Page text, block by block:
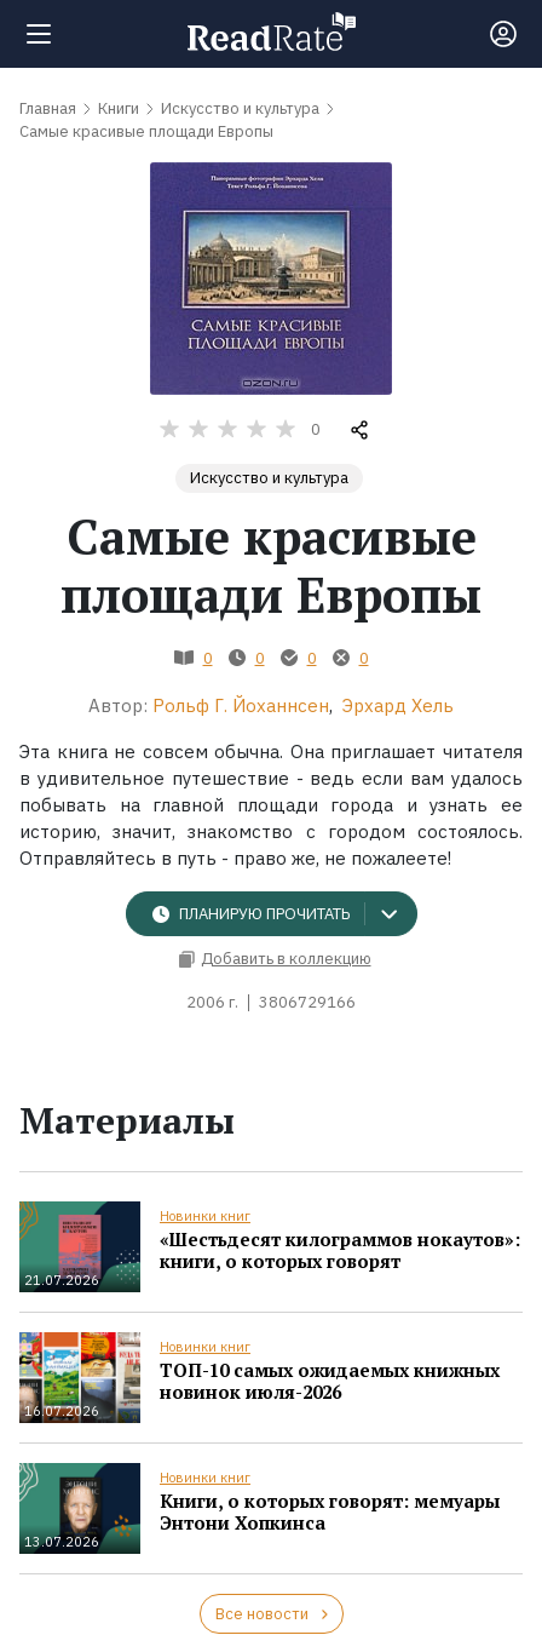
Поиск
Авторы
Жанры
Экранизации
Коллекции
Главная Книги
Искусство и культура
Самые красивые площади Европы
0
Искусство и культура
Самые красивые
площади Европы
0 0 0 0
Автор: Рольф Г. Йоханнсен, Эрхард Хель
Эта книга не совсем обычна. Она приглашает читателя
в удивительное путешествие - ведь если вам удалось
побывать на главной площади города и узнать ее
историю, значит, знакомство с городом состоялось.
Отправляйтесь в путь - право же, не пожалеете!
ПЛАНИРУЮ ПРОЧИТАТЬ
Добавить в коллекцию
2006 г. 3806729166
Материалы
21.07.2026
Новинки книг
«Шестьдесят килограммов нокаутов»:
книги, о которых говорят
16.07.2026
Новинки книг
ТОП-10 самых ожидаемых книжных
новинок июля-2026
13.07.2026
Новинки книг
Книги, о которых говорят: мемуары
Энтони Хопкинса
Все новости